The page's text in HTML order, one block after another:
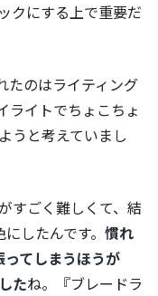
クにする上で重要だ
たのはライティング
ライトでちょこちょ
うと考えていまし
すごく難しくて、結
したんです。 慣れ
てしまうほうが
たね。『ブレードラ